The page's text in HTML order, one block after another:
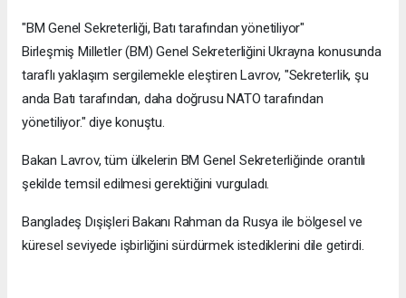
"BM Genel Sekreterliği, Batı tarafından yönetiliyor"
Birleşmiş Milletler (BM) Genel Sekreterliğini Ukrayna konusunda
taraflı yaklaşım sergilemekle eleştiren Lavrov, "Sekreterlik, şu
anda Batı tarafından, daha doğrusu NATO tarafından
yönetiliyor." diye konuştu.
Bakan Lavrov, tüm ülkelerin BM Genel Sekreterliğinde orantılı
şekilde temsil edilmesi gerektiğini vurguladı.
Bangladeş Dışişleri Bakanı Rahman da Rusya ile bölgesel ve
küresel seviyede işbirliğini sürdürmek istediklerini dile getirdi.